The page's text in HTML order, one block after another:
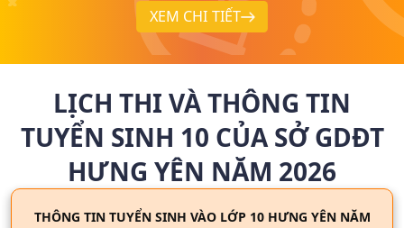
XEM CHI TIẾT
LỊCH THI VÀ THÔNG TIN
TUYỂN SINH 10 CỦA SỞ GDĐT
HƯNG YÊN NĂM 2026
THÔNG TIN TUYỂN SINH VÀO LỚP 10 HƯNG YÊN NĂM